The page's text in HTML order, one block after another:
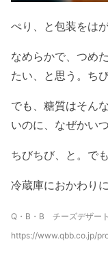
ぺり、と包装をは
なめらかで、つめ
たい、と思う。ちび
でも、糖質はそん
いのに、なぜかい
ちびちび、と。で
冷蔵庫におかわり
Q・B・B チーズデザー
https://www.qbb.co.jp/